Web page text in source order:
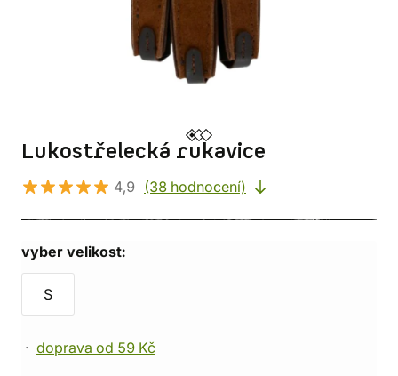
Lukostřelecká rukavice
4,9 (38 hodnocení)
vyber velikost:
S
doprava od 59 Kč